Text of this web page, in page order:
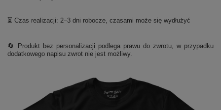
⏳ Czas realizacji: 2–3 dni robocze, czasami może się wydłużyć
🔄 Produkt bez personalizacji podlega prawu do zwrotu, w przypadku
dodatkowego napisu zwrot nie jest możliwy.